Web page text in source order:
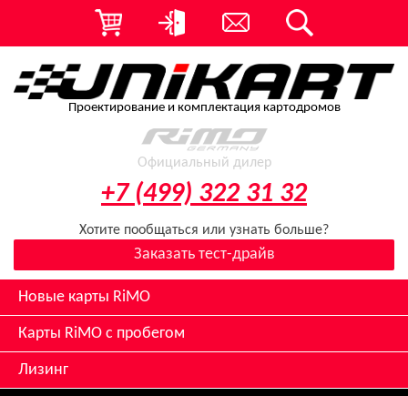
Проектирование и комплектация картодромов
Официальный дилер
+7 (499) 322 31 32
Хотите пообщаться или узнать больше?
Заказать тест-драйв
Новые карты RiMO
Карты RiMO с пробегом
Лизинг